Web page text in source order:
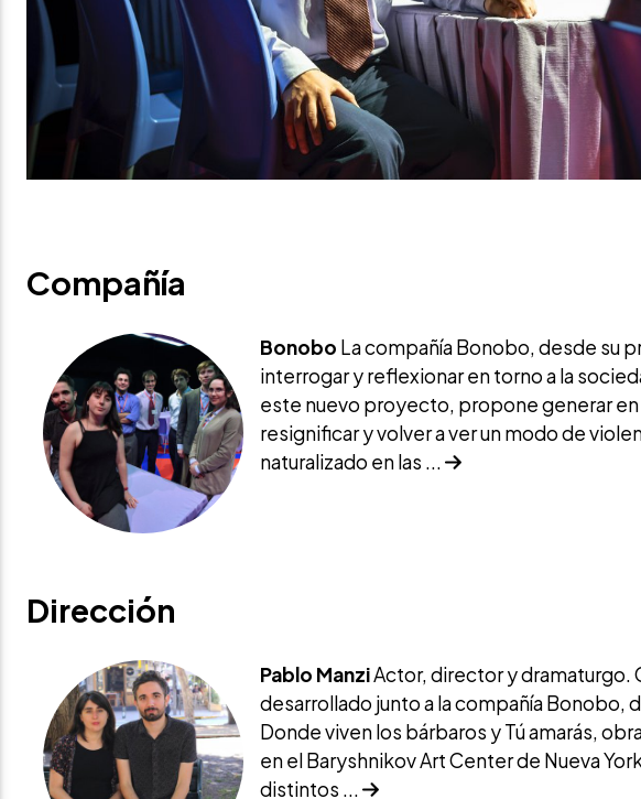
Compañía
Bonobo La compañía Bonobo, desde su
interrogar y reflexionar en torno a la
este nuevo proyecto, propone generar
resignificar y volver a ver un modo de
naturalizado en las ...
Dirección
Pablo ManziActor, director y dramaturgo.
desarrollado junto a la compañía Bonobo,
Donde viven los bárbaros y Tú amarás,
en el Baryshnikov Art Center de Nueva
distintos ...